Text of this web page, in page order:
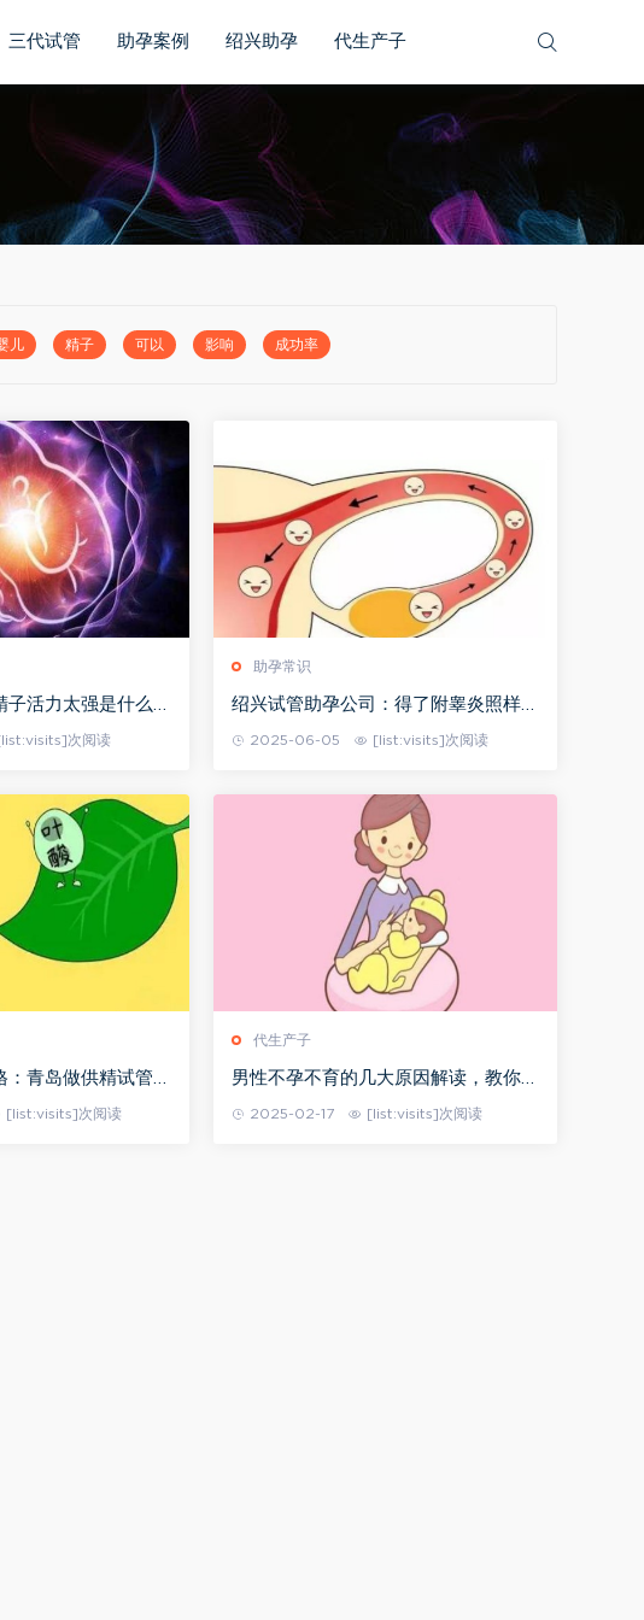
三代试管 助孕案例 绍兴助孕 代生产子
儿 精子 可以 影响 成功率
活力太强是什么原
次阅读
助孕常识
绍兴试管助孕公司：得了附睾炎照样生
2025-06-05 [list:visits]次阅读
青岛做供精试管筛
支持筛选精子机构推
[list:visits]次阅读
代生产子
男性不孕不育的几大原因解读，教你如
2025-02-17 [list:visits]次阅读